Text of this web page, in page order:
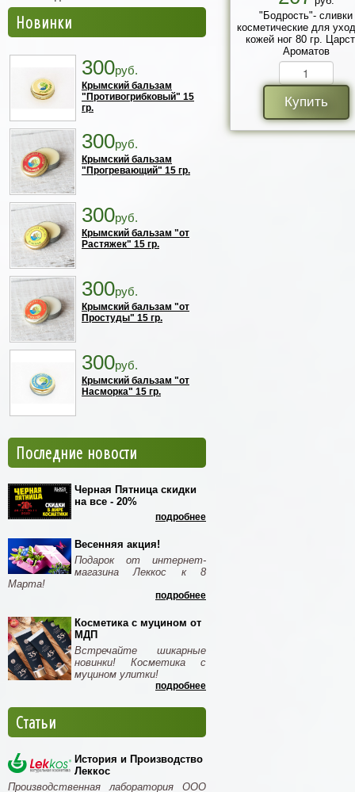
Новинки
300руб.
Крымский бальзам
"Противогрибковый" 15
гр.
300руб.
Крымский бальзам
"Прогревающий" 15 гр.
300руб.
Крымский бальзам "от
Растяжек" 15 гр.
300руб.
Крымский бальзам "от
Простуды" 15 гр.
300руб.
Крымский бальзам "от
Насморка" 15 гр.
Последние новости
Черная Пятница скидки
на все - 20%
подробнее
Весенняя акция!
Подарок от интернет-
магазина Леккос к 8
Марта!
подробнее
Косметика с муцином от
МДП
Встречайте шикарные
новинки! Косметика с
муцином улитки!
подробнее
Статьи
История и Производство
Леккос
Производственная лаборатория ООО
"Бодрость"- сливки
косметические для
кожей ног 80 гр.
Ароматов
Купить